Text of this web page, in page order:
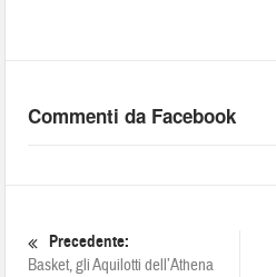
Commenti da Facebook
Precedente:
Basket, gli Aquilotti dell’Athena